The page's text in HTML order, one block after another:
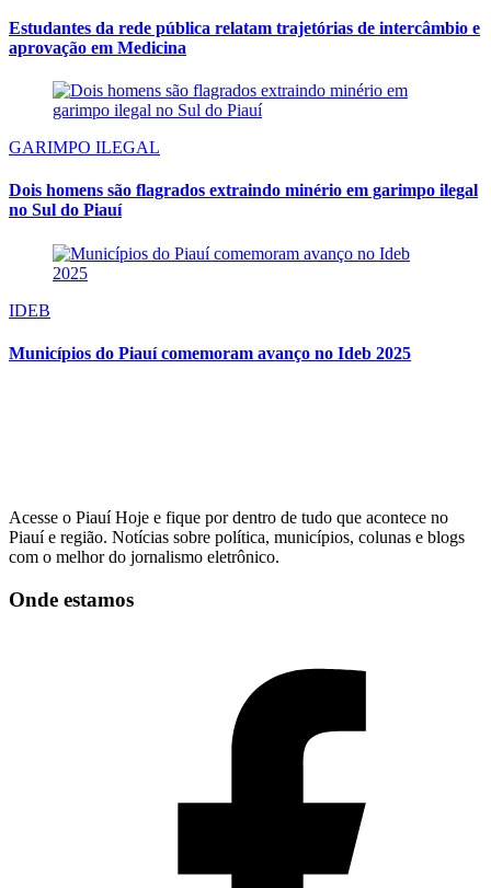
Estudantes da rede pública relatam trajetórias de intercâmbio e
aprovação em Medicina
GARIMPO ILEGAL
Dois homens são flagrados extraindo minério em garimpo ilegal
no Sul do Piauí
IDEB
Municípios do Piauí comemoram avanço no Ideb 2025
Acesse o Piauí Hoje e fique por dentro de tudo que acontece no
Piauí e região. Notícias sobre política, municípios, colunas e blogs
com o melhor do jornalismo eletrônico.
Onde estamos